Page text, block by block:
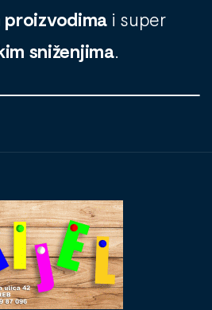
proizvodima i super
sniženjima.